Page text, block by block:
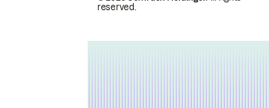
reserved.